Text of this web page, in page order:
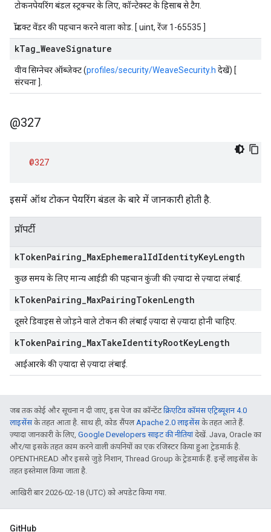
टोकनपेयरिंग बंडल स्ट्रक्चर के लिए, कॉन्टेक्स्ट के हिसाब से टैग.
प्रॉडक्ट वेंडर की पहचान करने वाला कोड. [ uint, रेंज 1-65535 ]
kTag WeaveSignature
वीव सिग्नेचर ऑब्जेक्ट (profiles/security/WeaveSecurity.h देखें) [
संरचना ].
@327
@327
इसमें ऑथ टोकन पेयरिंग बंडल के बारे में जानकारी होती है.
प्रॉपर्टी
kTokenPairing MaxEphemeralIdIdentityKeyLength
कुछ समय के लिए मान्य आईडी की पहचान कुंजी की ज़्यादा से ज़्यादा लंबाई.
kTokenPairing MaxPairingTokenLength
दूसरे डिवाइस से जोड़ने वाले टोकन की लंबाई ज़्यादा से ज़्यादा होनी चाहिए.
kTokenPairing MaxTakeIdentityRootKeyLength
आईआरके की ज़्यादा से ज़्यादा लंबाई.
जब तक कोई और सूचना न दी जाए, इस पेज का कॉन्टेंटक्रिएटिव कॉमंस एट्रिब्यूशन 4.0
लाइसेंसके तहत आता है. साथ ही, कोड सैंपलApache 2.0 लाइसेंसके तहत आते हैं.
ज़्यादा जानकारी के लिए, Google Developers साइट की नीतियांदेखें. Java, Oracle का
और/या इसके तहत काम करने वाली कंपनियों का एक रजिस्टर किया हुआ ट्रेडमार्क है.
OPENTHREAD और इससे जुड़े निशान, Thread Group के ट्रेडमार्क हैं. इन्हें लाइसेंस के
तहत इस्तेमाल किया जाता है.
आखिरी बार 2026-02-18 (UTC) को अपडेट किया गया.
GitHub